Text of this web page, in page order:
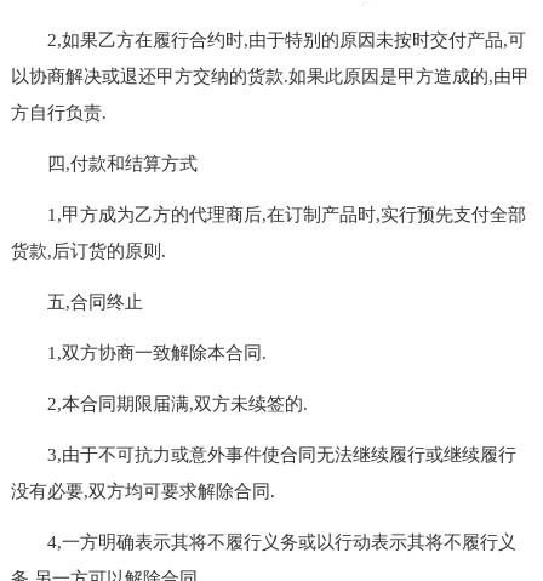
2,如果乙方在履行合约时,由于特别的原因未按时交付产品,可
以协商解决或退还甲方交纳的货款.如果此原因是甲方造成的,由甲
方自行负责.
四,付款和结算方式
1,甲方成为乙方的代理商后,在订制产品时,实行预先支付全部
货款,后订货的原则.
五,合同终止
1,双方协商一致解除本合同.
2,本合同期限届满,双方未续签的.
3,由于不可抗力或意外事件使合同无法继续履行或继续履行
没有必要,双方均可要求解除合同.
4,一方明确表示其将不履行义务或以行动表示其将不履行义